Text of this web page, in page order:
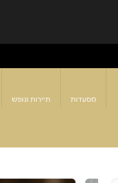
מסעדות תיירות ונופש